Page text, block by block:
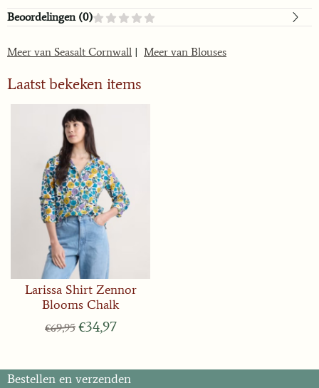
Beoordelingen (0)
Meer van Seasalt Cornwall | Meer van Blouses
Laatst bekeken items
Larissa Shirt Zennor
Blooms Chalk
€69,95 €34,97
Bestellen en verzenden